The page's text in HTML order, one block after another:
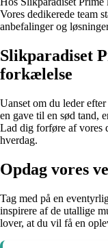
Vores dedikerede team
anbefalinger og
Slikparadiset
forkælelse
Uanset om du leder
en gave til en sød tand,
Lad dig forføre af vores
hverdag.
Opdag vores
Tag med på en
inspirere af de utallige
lover, at du vil få en